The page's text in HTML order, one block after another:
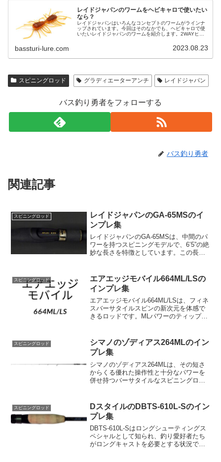
レイドジャパンのワームをヘビキャロで使いたい
なら？
レイドジャパンはいろんなコンセプトのワームがラインナ
ップされています。今回はそのなかでも、ヘビキャロで使
いたいレイドジャパンのワームを紹介します。2WAYヒィ
bassturi-lure.com 2023.08.23
スピニングロッド グラディエーターアンチ レイドジャパン
バス釣り勇者をフォローする
バス釣り勇者
関連記事
スピニングロッド
レイドジャパンのGA-65MSのイ
ンプレ集
レイドジャパンのGA-65MSは、中間のパ
ワーを持つスピニングモデルで、6’5”の絶
妙な長さを特徴としています。この長さ
ュエーションにおいて、バランスと操作
性を両立します...
スピニングロッド
エアエッジモバイル664ML/LSの
インプレ集
エアエッジモバイル664ML/LSは、フィネ
スバーサタイルスピンの新次元を体感で
きるロッドです。MLパワーのティップと
す。その秘密は、強めのスティッフなテ
ィップセクシ...
スピニングロッド
シマノのゾディアス264MLのイン
プレ集
シマノのゾディアス264MLは、その短さ
からくる優れた操作性と十分なパワーを
併せ持つバーサタイルなスピニングロッ
のロッドは、特に軽いリグや小型ハード
ベイトの操作...
スピニングロッド
DスタイルのDBTS-610L-Sのイン
プレ集
DBTS-610L-Sはロングシューティングス
ペシャルとして知られ、釣り愛好者たち
がロングキャストを必要とする状況でそ